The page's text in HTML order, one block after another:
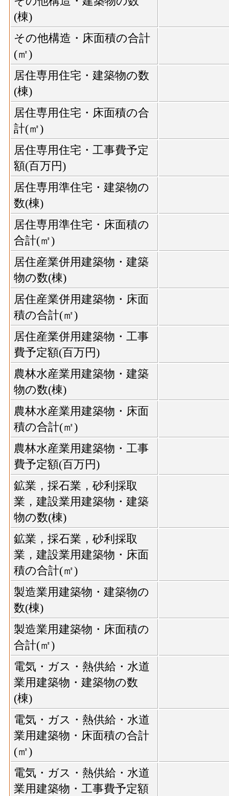
(棟)
その他構造・床面積の合計
(㎡)
居住専用住宅・建築物の数
(棟)
居住専用住宅・床面積の合
計(㎡)
居住専用住宅・工事費予定
額(百万円)
居住専用準住宅・建築物の
数(棟)
居住専用準住宅・床面積の
合計(㎡)
居住産業併用建築物・建築
物の数(棟)
居住産業併用建築物・床面
積の合計(㎡)
居住産業併用建築物・工事
費予定額(百万円)
農林水産業用建築物・建築
物の数(棟)
農林水産業用建築物・床面
積の合計(㎡)
農林水産業用建築物・工事
費予定額(百万円)
鉱業，採石業，砂利採取
業，建設業用建築物・建築
物の数(棟)
鉱業，採石業，砂利採取
業，建設業用建築物・床面
積の合計(㎡)
製造業用建築物・建築物の
数(棟)
製造業用建築物・床面積の
合計(㎡)
電気・ガス・熱供給・水道
業用建築物・建築物の数
(棟)
電気・ガス・熱供給・水道
業用建築物・床面積の合計
(㎡)
電気・ガス・熱供給・水道
業用建築物・工事費予定額